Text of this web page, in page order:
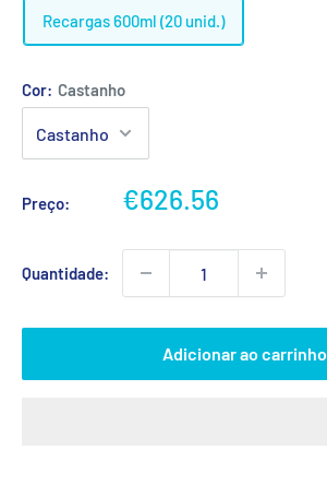
Recargas 600ml (20 unid.)
Cor: Castanho
Preço:
Preço
€626.56
Quantidade:
Adicionar ao carrinho